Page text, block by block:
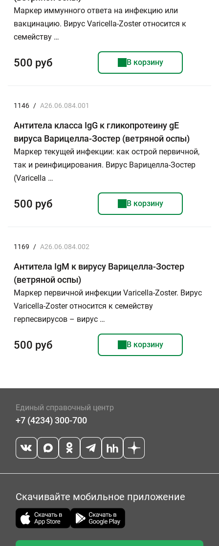
Маркер иммунного ответа на инфекцию или
вакцинацию. Вирус Varicella-Zoster относится к
семейству …
500 руб В корзину
1146 / A26.06.084.001
Антитела класса IgG к гликопротеину gE
вируса Варицелла-Зостер (ветряной оспы)
Маркер текущей инфекции: как острой первичной,
так и реинфицирования. Вирус Варицелла-Зостер
(Varicella …
500 руб В корзину
1169 / A26.06.084.002
Антитела IgМ к вирусу Варицелла-Зостер
(ветряной оспы)
Маркер первичной инфекции Varicella-Zoster. Вирус
Varicella-Zoster относится к семейству
герпесвирусов – вирус …
500 руб В корзину
Единый справочный центр
+7 (4234) 300-700
Скачивайте мобильное приложение